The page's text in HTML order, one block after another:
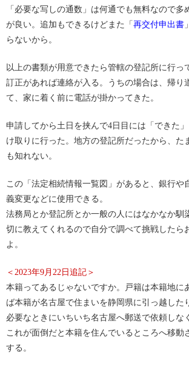
「必要な写しの通数」は何通でも無料なので多
が良い。追加もできるけどまた「 再交付申出書
らないから。
以上の書類が用意できたら管轄の登記所に行っ
訂正があれば連絡が入る。うちの場合は、帰り
て、家に着く前に電話が掛かってきた。
申請してから土日を挟んで4日目には「できた
け取りに行った。地方の登記所だったから、た
も知れない。
この「法定相続情報一覧図」があると、銀行や
義変更などに使用できる。
法務局とか登記所とか一般の人にはなかなか馴
切に教えてくれるので自分で調べて挑戦したら
よ。
＜2023年9月22日追記＞
本籍ってあるじゃないですか。戸籍は本籍地に
ば本籍が名古屋で住まいを静岡県に引っ越した
必要なときにいちいち名古屋へ郵送で依頼しな
これが面倒だと本籍を住んでいるところへ移動
する。